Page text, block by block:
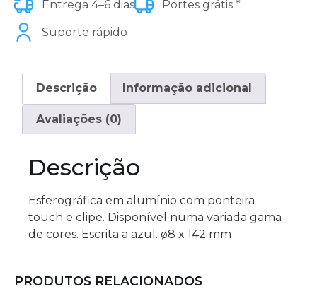
Entrega 4–6 dias Portes grátis *
Suporte rápido
Descrição Informação adicional
Avaliações (0)
Descrição
Esferográfica em alumínio com ponteira
touch e clipe. Disponível numa variada gama
de cores. Escrita a azul. ø8 x 142 mm
PRODUTOS RELACIONADOS